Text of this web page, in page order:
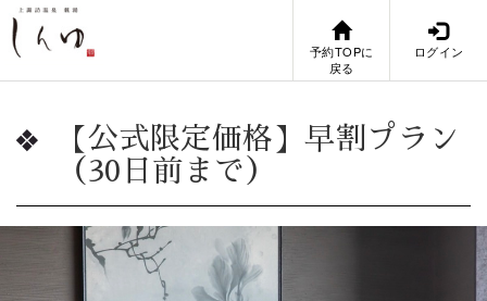
予約TOPに
戻る
ログイン
【公式限定価格】早割プラン
（30日前まで）